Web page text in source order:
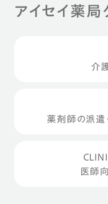
アイセイ薬
介
薬剤師の派遣
医師